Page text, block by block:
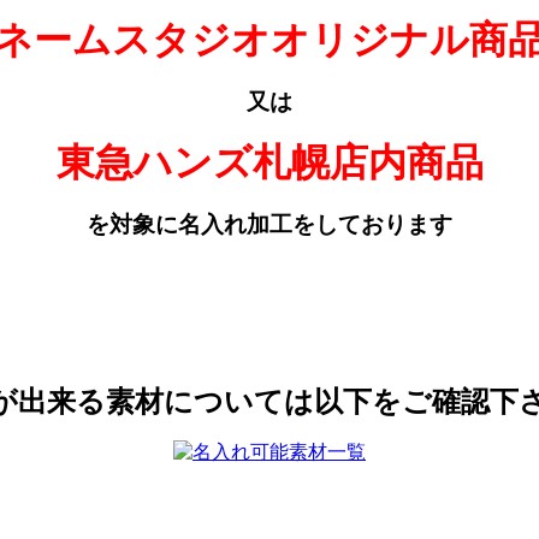
ームスタジオオリジナル商
又は
東急ハンズ札幌店内商品
を対象に名入れ加工をしております
出来る素材については以下をご確認下